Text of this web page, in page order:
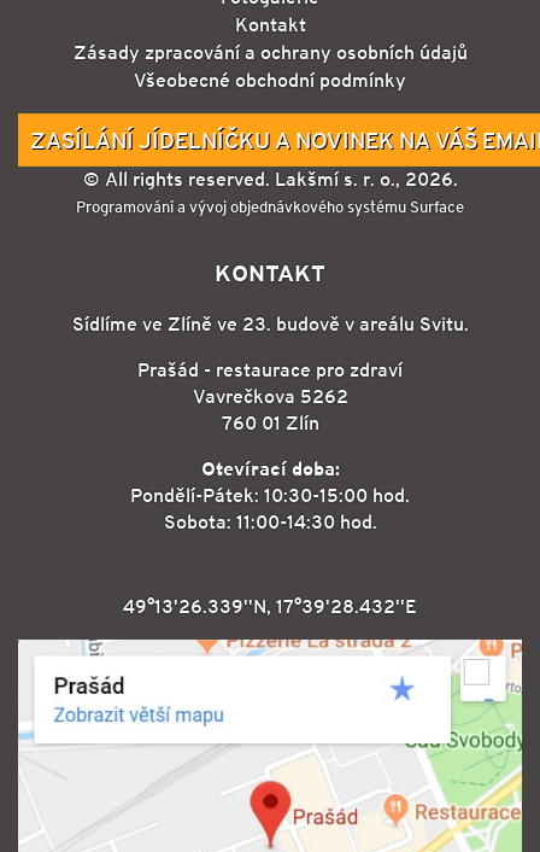
Kontakt
Zásady zpracování a ochrany osobních údajů
Všeobecné obchodní podmínky
ZASÍLÁNÍ JÍDELNÍČKU A NOVINEK NA VÁŠ
© All rights reserved. Lakšmí s. r. o., 2026.
Programování a vývoj objednávkového systému Surface
KONTAKT
Sídlíme ve Zlíně ve 23. budově v areálu Svitu.
Prašád - restaurace pro zdraví
Vavrečkova 5262
760 01 Zlín
Otevírací doba:
Pondělí-Pátek: 10:30-15:00 hod.
Sobota: 11:00-14:30 hod.
49°13'26.339''N, 17°39'28.432''E